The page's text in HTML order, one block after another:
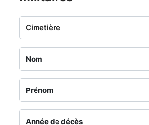
Morts
pour
la
France
et